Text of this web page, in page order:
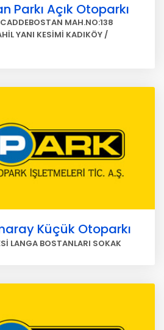
Parkı Açık Otoparkı
MAH.NO:138
YANI KESİMİ KADIKÖY /
Küçük Otoparkı
LANGA BOSTANLARI SOKAK